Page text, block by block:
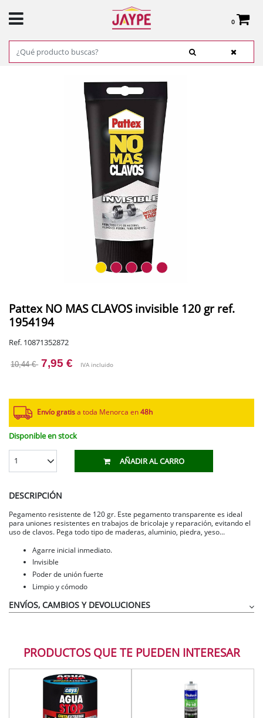
0
Total:
0,00 €
VER CESTA
Pattex NO MAS CLAVOS invisible 120 gr ref.
1954194
Ref. 10871352872
10,44 € 7,95 € IVA incluido
Envío gratis a toda Menorca en 48h
Disponible en stock
1 AÑADIR AL CARRO
DESCRIPCIÓN
Pegamento resistente de 120 gr. Este pegamento transparente es ideal
para uniones resistentes en trabajos de bricolaje y reparación, evitando el
uso de clavos. Pega todo tipo de maderas, aluminio, piedra, yeso...
Agarre inicial inmediato.
Invisible
Poder de unión fuerte
Limpio y cómodo
ENVÍOS, CAMBIOS Y DEVOLUCIONES
PRODUCTOS QUE TE PUEDEN INTERESAR